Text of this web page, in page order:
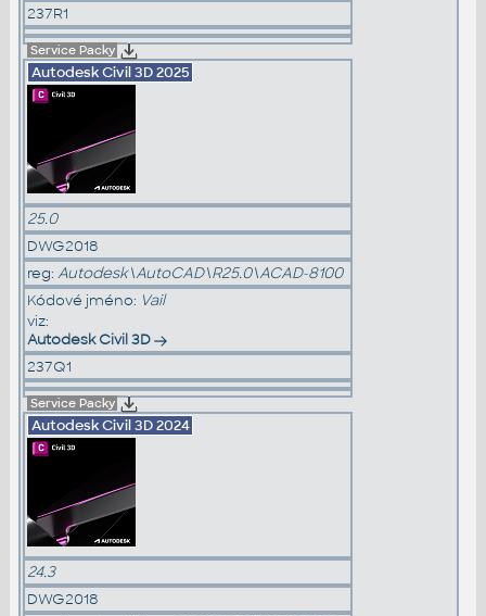
237R1
Service Packy
Autodesk Civil 3D2025
25.0
DWG2018
reg: Autodesk\AutoCAD\R25.0\ACAD-8100
Kódové jméno: Vail
viz:
Autodesk Civil 3D
237Q1
Service Packy
Autodesk Civil 3D2024
24.3
DWG2018